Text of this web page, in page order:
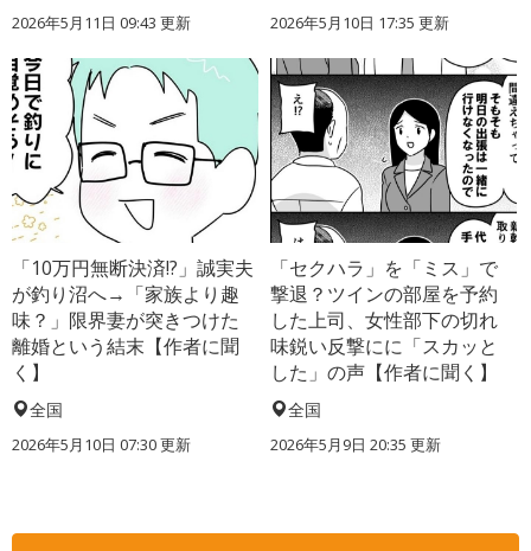
2026年5月11日 09:43 更新 2026年5月10日 17:35 更新
「10万円無断決済!?」誠実夫
が釣り沼へ→「家族より趣
味？」限界妻が突きつけた
離婚という結末【作者に聞
く】
全国
2026年5月10日 07:30 更新
「セクハラ」を「ミス」で
撃退？ツインの部屋を予約
した上司、女性部下の切れ
味鋭い反撃にに「スカッと
した」の声【作者に聞く】
全国
2026年5月9日 20:35 更新